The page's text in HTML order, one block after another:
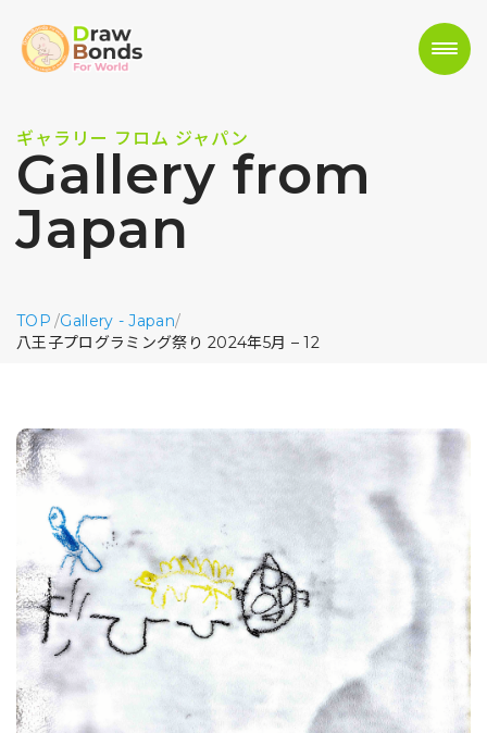
ギャラリー フロム ジャパン
Gallery from
Japan
TOP /Gallery - Japan/
八王子プログラミング祭り 2024年5月 – 12